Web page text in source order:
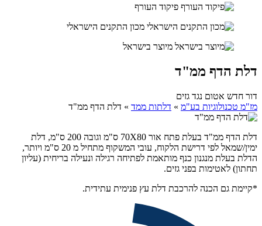
פיקוד העורף
מכון התקנים הישראלי
מיוצר בישראל
דלת הדף ממ"ד
דור חדש אטום נגד גזים
מז"מ טכנולוגיות בע"מ » דלתות ממד » דלת הדף ממ"ד
דלת הדף ממ"ד
בעלת פתח אור 70X80 ס"מ וגובה 200 ס"מ, דלת
ימין/שמאל לפי דרישת הלקוח, עובי המשקוף מתחיל מ 20 ס"מ ויותר,
הדלת בעלת מנגנון כנף מותאמת לפתיחה רגילה ונעילה בריחית (עליון
תחתון) לאטימות בפני גזים.
*קיימת גם הכנה להרכבת דלת עץ פנימית עתידית.